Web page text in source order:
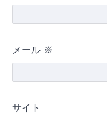
メール ※
サイト